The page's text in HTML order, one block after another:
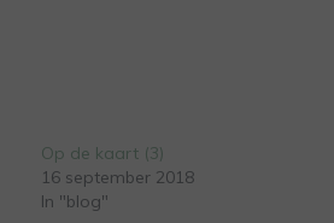
Op de kaart (3)
16 september 2018
In "blog"